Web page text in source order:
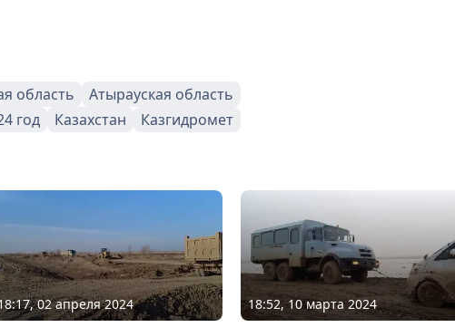
область
Атырауская область
год Казахстан Казгидромет
02 апреля 2024 18:52, 10 марта 2024